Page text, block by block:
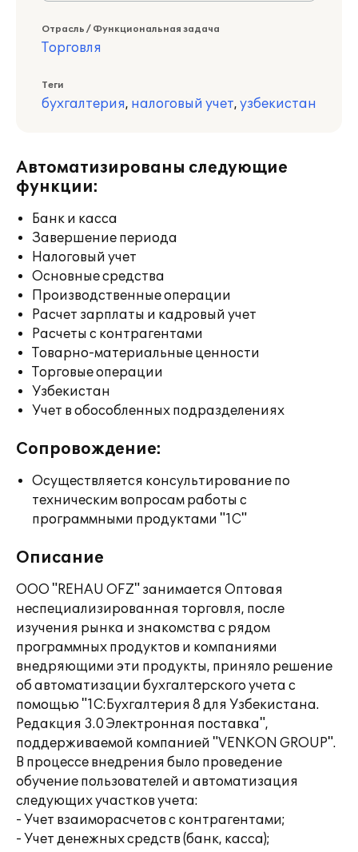
Отрасль / Функциональная задача
Торговля
Теги
бухгалтерия, налоговый учет, узбекистан
Автоматизированы следующие
функции:
Банк и касса
Завершение периода
Налоговый учет
Основные средства
Производственные операции
Расчет зарплаты и кадровый учет
Расчеты с контрагентами
Товарно-материальные ценности
Торговые операции
Узбекистан
Учет в обособленных подразделениях
Сопровождение:
Осуществляется консультирование по
техническим вопросам работы с
программными продуктами "1С"
Описание
ООО "REHAU OFZ" занимается Оптовая
неспециализированная торговля, после
изучения рынка и знакомства с рядом
программных продуктов и компаниями
внедряющими эти продукты, приняло решение
об автоматизации бухгалтерского учета с
помощью "1С:Бухгалтерия 8 для Узбекистана.
Редакция 3.0 Электронная поставка",
поддерживаемой компанией "VENKON GROUP".
В процессе внедрения было проведение
обучение пользователей и автоматизация
следующих участков учета:
- Учет взаиморасчетов с контрагентами;
- Учет денежных средств (банк, касса);